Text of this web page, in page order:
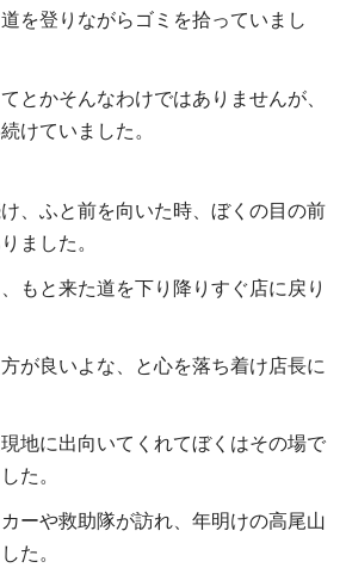
を登りながらゴミを拾っていまし
とかそんなわけではありませんが、
けていました。
、ふと前を向いた時、ぼくの目の前
ました。
もと来た道を下り降りすぐ店に戻り
が良いよな、と心を落ち着け店長に
地に出向いてくれてぼくはその場で
た。
ーや救助隊が訪れ、年明けの高尾山
た。